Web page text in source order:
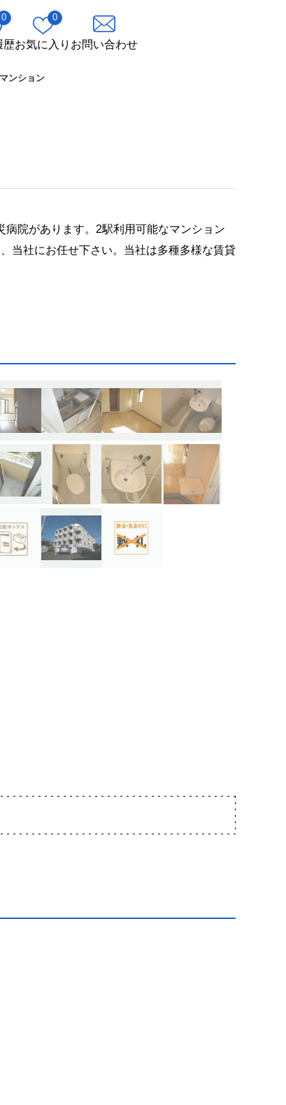
0
歴
0
お気に入り お問い合わせ
ンション
院があります。2駅利用可能なマンション
当社にお任せ下さい。当社は多種多様な賃貸